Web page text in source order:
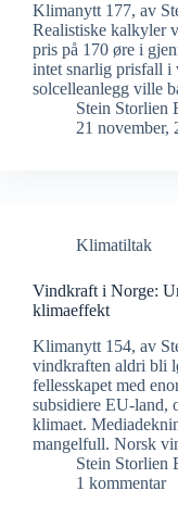
Klimanytt 177, av
Realistiske kalkyler
pris på 170 øre i
intet snarlig prisfall i
solcelleanlegg ville
Stein Storlien
21 november,
Klimatiltak
Vindkraft i Norge:
klimaeffekt
Klimanytt 154, av
vindkraften aldri bli
fellesskapet med
subsidiere EU-land,
klimaet.
mangelfull. Norsk
Stein Storlien
1 kommentar